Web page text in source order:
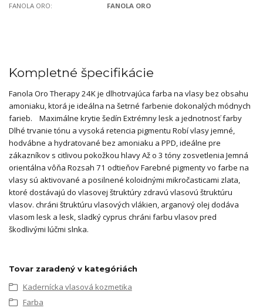
FANOLA ORO:
FANOLA ORO
Kompletné špecifikácie
Fanola Oro Therapy 24K je dlhotrvajúca farba na vlasy bez obsahu
amoniaku, ktorá je ideálna na šetrné farbenie dokonalých módnych
farieb. Maximálne krytie šedín Extrémny lesk a jednotnosť farby
Dlhé trvanie tónu a vysoká retencia pigmentu Robí vlasy jemné,
hodvábne a hydratované bez amoniaku a PPD, ideálne pre
zákazníkov s citlivou pokožkou hlavy Až o 3 tóny zosvetlenia Jemná
orientálna vôňa Rozsah 71 odtieňov Farebné pigmenty vo farbe na
vlasy sú aktivované a posilnené koloidnými mikročasticami zlata,
ktoré dostávajú do vlasovej štruktúry zdravú vlasovú štruktúru
vlasov. chráni štruktúru vlasových vlákien, arganový olej dodáva
vlasom lesk a lesk, sladký cyprus chráni farbu vlasov pred
škodlivými lúčmi slnka.
Tovar zaradený v kategóriách
Kadernícka vlasová kozmetika
Farba